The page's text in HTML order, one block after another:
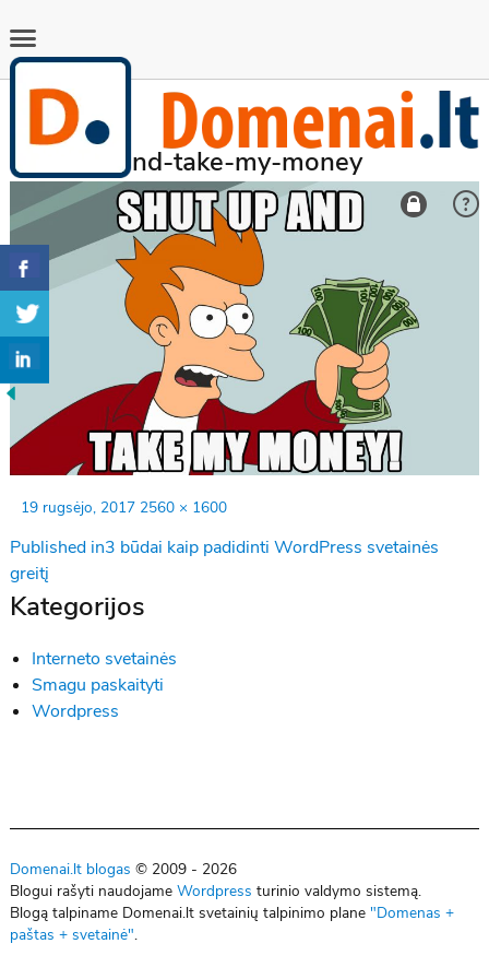
Previous Image
Shut-up-and-take-my-money
Posted
19 rugsėjo, 2017 Full
2560 × 1600
Navigacija
tarp
įrašų
Published in3 būdai kaip padidinti WordPress svetainės
greitį
Kategorijos
Interneto svetainės
Smagu paskaityti
Wordpress
Domenai.lt blogas © 2009 - 2026
Blogui rašyti naudojame Wordpress turinio valdymo sistemą.
Blogą talpiname Domenai.lt svetainių talpinimo plane "Domenas +
paštas + svetainė".